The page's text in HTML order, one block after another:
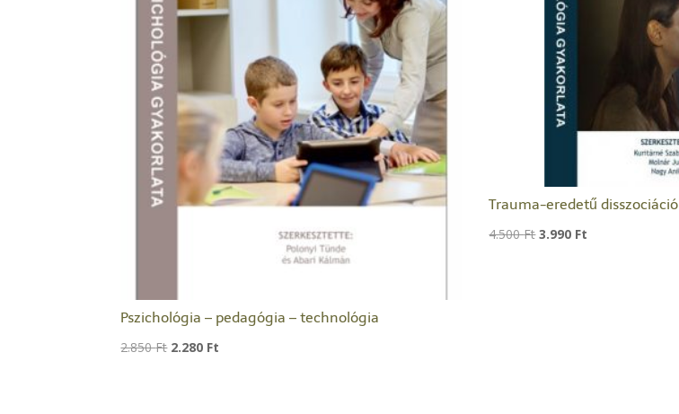
Pszichológia – pedagógia – technológia
2.850Ft Original
2.280 Ft
Trauma-eredetű disszociáció
4.500FtOriginal
3.990 Ft